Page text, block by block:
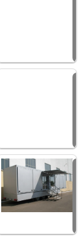
Купава»
изготовил…